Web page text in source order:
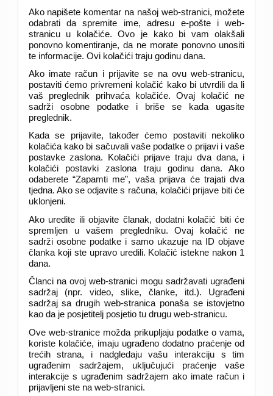
Ako napišete komentar na našoj web-stranici, možete
odabrati da spremite ime, adresu e-pošte i web-
stranicu u kolačiće. Ovo je kako bi vam olakšali
ponovno komentiranje, da ne morate ponovno unositi
te informacije. Ovi kolačići traju godinu dana.
Ako imate račun i prijavite se na ovu web-stranicu,
postaviti ćemo privremeni kolačić kako bi utvrdili da li
vaš preglednik prihvaća kolačiće. Ovaj kolačić ne
sadrži osobne podatke i briše se kada ugasite
preglednik.
Kada se prijavite, također ćemo postaviti nekoliko
kolačića kako bi sačuvali vaše podatke o prijavi i vaše
postavke zaslona. Kolačići prijave traju dva dana, i
kolačići postavki zaslona traju godinu dana. Ako
odaberete “Zapamti me”, vaša prijava će trajati dva
tjedna. Ako se odjavite s računa, kolačići prijave biti će
uklonjeni.
Ako uredite ili objavite članak, dodatni kolačić biti će
spremljen u vašem pregledniku. Ovaj kolačić ne
sadrži osobne podatke i samo ukazuje na ID objave
članka koji ste upravo uredili. Kolačić istekne nakon 1
dana.
Članci na ovoj web-stranici mogu sadržavati ugrađeni
sadržaj (npr. video, slike, članke, itd.). Ugrađeni
sadržaj sa drugih web-stranica ponaša se istovjetno
kao da je posjetitelj posjetio tu drugu web-stranicu.
Ove web-stranice možda prikupljaju podatke o vama,
koriste kolačiće, imaju ugrađeno dodatno praćenje od
trećih strana, i nadgledaju vašu interakciju s tim
ugrađenim sadržajem, uključujući praćenje vaše
interakcije s ugrađenim sadržajem ako imate račun i
prijavljeni ste na web-stranici.